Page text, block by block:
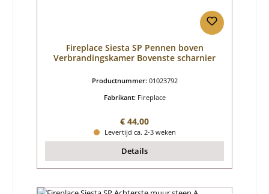
Fireplace Siesta SP Pennen boven
Verbrandingskamer Bovenste scharnier
Productnummer: 01023792
Fabrikant: Fireplace
Normale prijs:
€ 44,00
Levertijd ca. 2-3 weken
Details